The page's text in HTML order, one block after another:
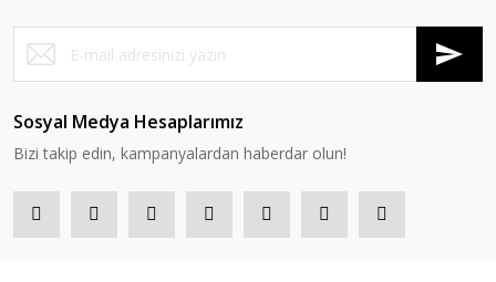
Sosyal Medya Hesaplarımız
Bizi takip edin, kampanyalardan haberdar olun!